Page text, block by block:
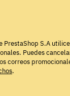
PrestaShop S.A
Puedes
correos
.